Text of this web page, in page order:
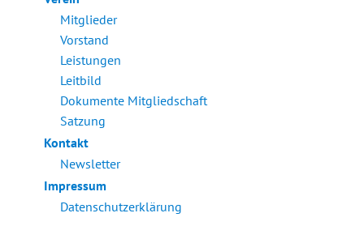
Mitglieder
Vorstand
Leistungen
Leitbild
Dokumente Mitgliedschaft
Satzung
Kontakt
Newsletter
Impressum
Datenschutzerklärung